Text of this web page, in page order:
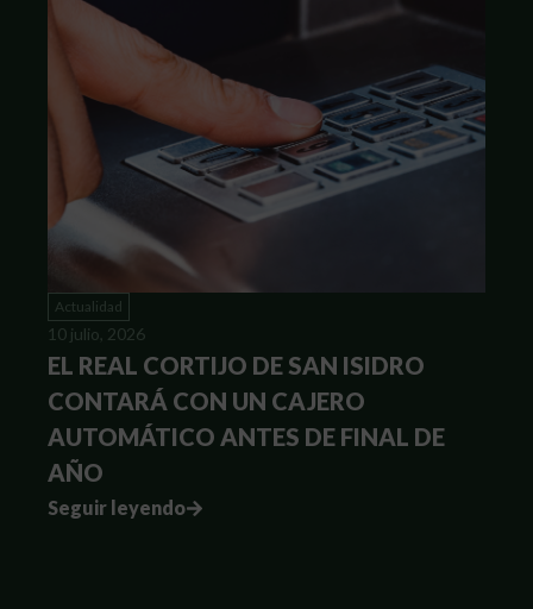
Actualidad
10 julio, 2026
EL REAL CORTIJO DE SAN ISIDRO
CONTARÁ CON UN CAJERO
AUTOMÁTICO ANTES DE FINAL DE
AÑO
Seguir leyendo